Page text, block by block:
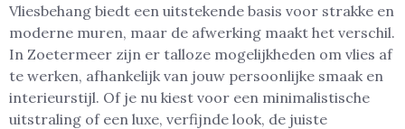
Vliesbehang biedt een uitstekende basis voor strakke en
moderne muren, maar de afwerking maakt het verschil.
In Zoetermeer zijn er talloze mogelijkheden om vlies af
te werken, afhankelijk van jouw persoonlijke smaak en
interieurstijl. Of je nu kiest voor een minimalistische
uitstraling of een luxe, verfijnde look, de juiste